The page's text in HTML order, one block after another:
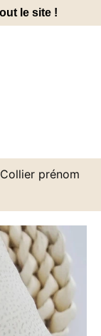
le site !
Collier prénom